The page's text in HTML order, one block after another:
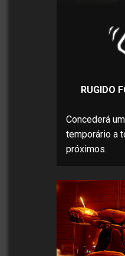
RUGIDO
Concederá
temporário a
próximos.